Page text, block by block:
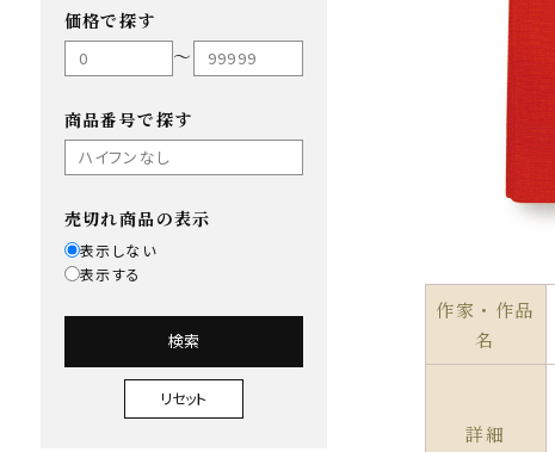
価格で探す
〜
商品番号で探す
売切れ商品の表示
表示しない
表示する
検索
リセット
作家・作品
名
詳細